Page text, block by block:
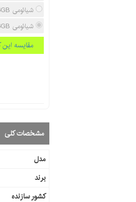
شیائومی 11T Pro 5G R12 256GB سفید
شیائومی 11T Pro 5G R12 256GB آبی
مقایسه این
مشخصات کلی
مدل
برند
کشور سازنده